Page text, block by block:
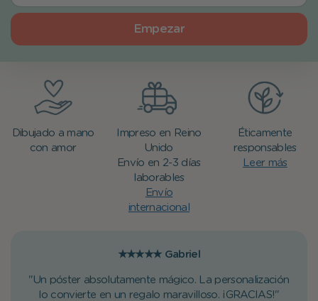
Empezar
Dibujado a mano
con amor
Impreso en Reino
Unido
Envío en 2-3 días
laborables
Envío
internacional
Éticamente
responsables
Leer más
★★★★★ Gabriel
"Un póster absolutamente mágico. La personalización
lo convierte en un regalo maravilloso. ¡GRACIAS!"